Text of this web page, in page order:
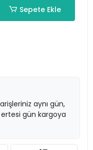
Sepete Ekle
aynı gün,
ertesi gün kargoya